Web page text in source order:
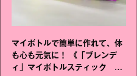
マイボトルで簡単に作れて、体
も心も元気に！ 《「ブレンデ
ィ」マイボトルスティック い